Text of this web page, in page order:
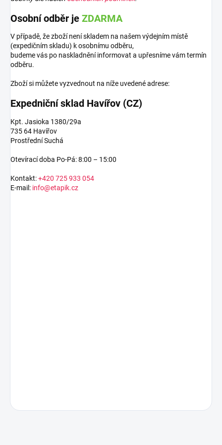
Osobní odběr je ZDARMA
V případě, že zboží není skladem na našem výdejním místě
(expedičním skladu) k osobnímu odběru,
budeme vás po naskladnění informovat a upřesníme vám termín
odběru.
Zboží si můžete vyzvednout na níže uvedené adrese:
Expedniční sklad Havířov (CZ)
Kpt. Jasioka 1380/29a
735 64 Havířov
Prostřední Suchá
Otevírací doba Po-Pá: 8:00 – 15:00
Kontakt:+420 725 933 054
E-mail: info@etapik.cz